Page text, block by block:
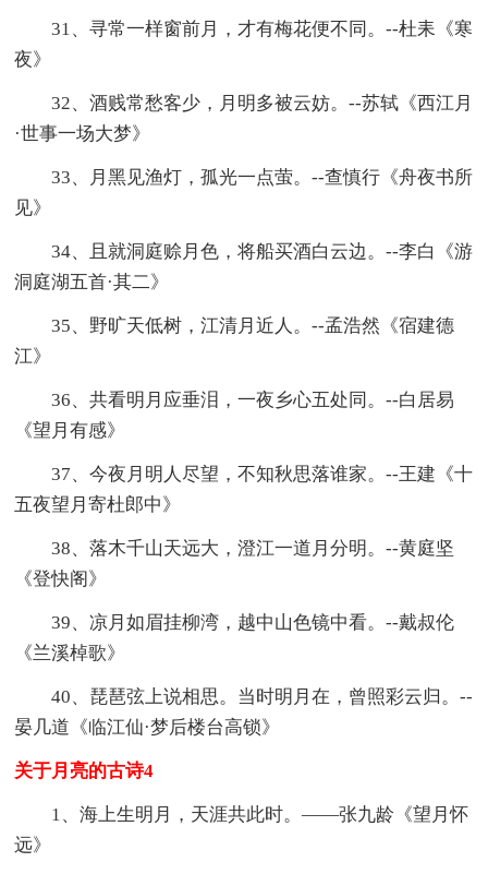
31、寻常一样窗前月，才有梅花便不同。--杜耒《寒
夜》
32、酒贱常愁客少，月明多被云妨。--苏轼《西江月
·世事一场大梦》
33、月黑见渔灯，孤光一点萤。--查慎行《舟夜书所
见》
34、且就洞庭赊月色，将船买酒白云边。--李白《游
洞庭湖五首·其二》
35、野旷天低树，江清月近人。--孟浩然《宿建德
江》
36、共看明月应垂泪，一夜乡心五处同。--白居易
《望月有感》
37、今夜月明人尽望，不知秋思落谁家。--王建《十
五夜望月寄杜郎中》
38、落木千山天远大，澄江一道月分明。--黄庭坚
《登快阁》
39、凉月如眉挂柳湾，越中山色镜中看。--戴叔伦
《兰溪棹歌》
40、琵琶弦上说相思。当时明月在，曾照彩云归。--
晏几道《临江仙·梦后楼台高锁》
关于月亮的古诗4
1、海上生明月，天涯共此时。——张九龄《望月怀
远》